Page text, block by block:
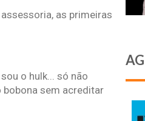
as primeiras
o hulk... só não
sem acreditar